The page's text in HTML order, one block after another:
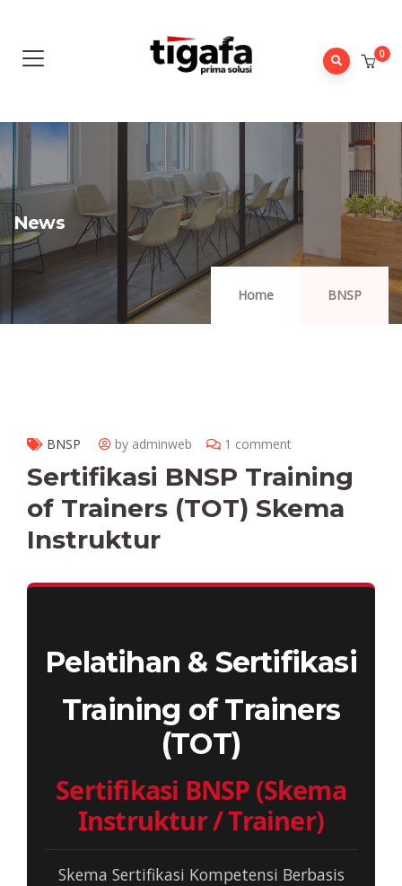
0
News
Home BNSP
BNSP by adminweb 1 comment
Sertifikasi BNSP Training
of Trainers (TOT) Skema
Instruktur
Pelatihan & Sertifikasi
Training of Trainers
(TOT)
Sertifikasi BNSP (Skema
Instruktur / Trainer)
Skema Sertifikasi Kompetensi Berbasis